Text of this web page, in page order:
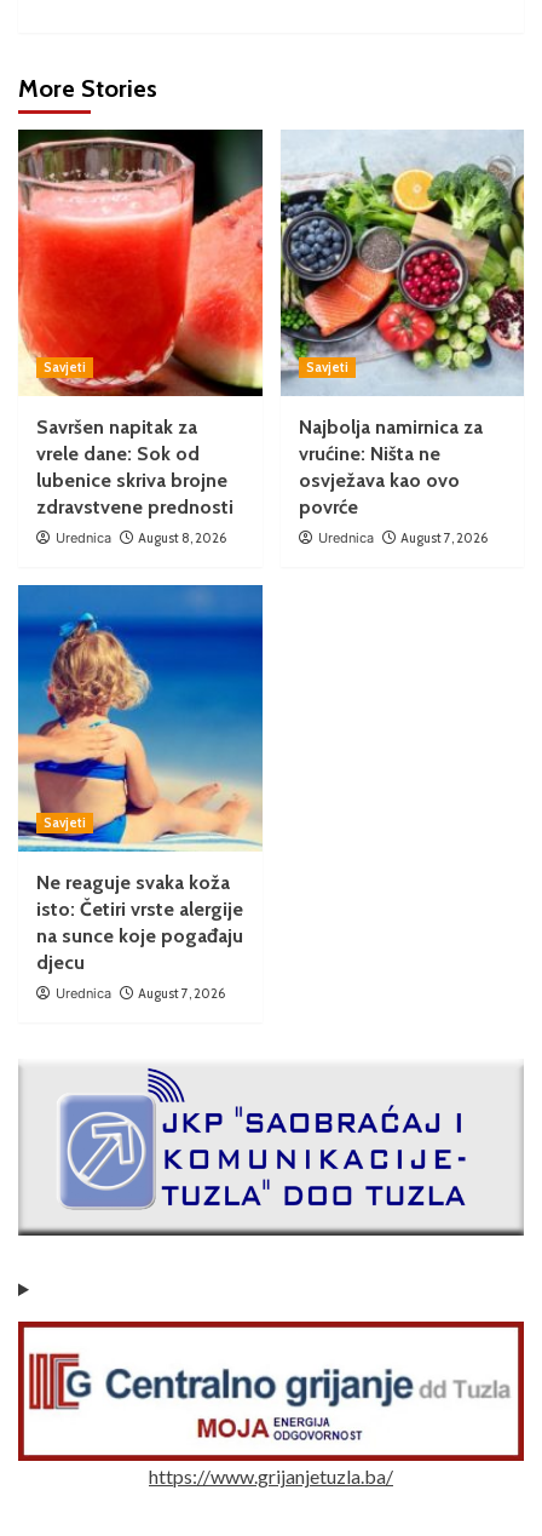
More Stories
Savjeti
Savršen napitak za
vrele dane: Sok od
lubenice skriva brojne
zdravstvene prednosti
Urednica August 8, 2026
Savjeti
Najbolja namirnica za
vrućine: Ništa ne
osvježava kao ovo
povrće
Urednica August 7, 2026
Savjeti
Ne reaguje svaka koža
isto: Četiri vrste alergije
na sunce koje pogađaju
djecu
Urednica August 7, 2026
https://www.grijanjetuzla.ba/